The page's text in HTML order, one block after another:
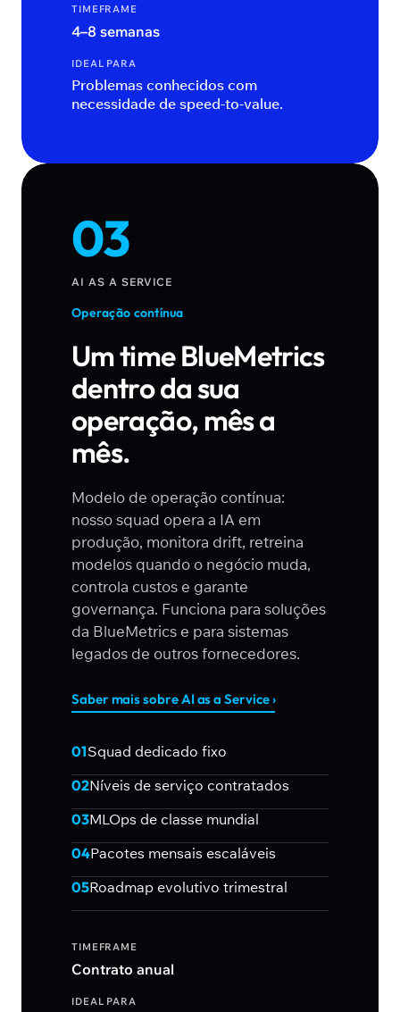
TIMEFRAME
4–8 semanas
IDEAL PARA
Problemas conhecidos com
necessidade de speed-to-value.
03
AI AS A SERVICE
Operação contínua
Um time BlueMetrics
dentro da sua
operação, mês a
mês.
Modelo de operação contínua:
nosso squad opera a IA em
produção, monitora drift, retreina
modelos quando o negócio muda,
controla custos e garante
governança. Funciona para soluções
da BlueMetrics e para sistemas
legados de outros fornecedores.
Saber mais sobre AI as a Service ›
01Squad dedicado fixo
02Níveis de serviço contratados
03MLOps de classe mundial
04Pacotes mensais escaláveis
05Roadmap evolutivo trimestral
TIMEFRAME
Contrato anual
IDEAL PARA